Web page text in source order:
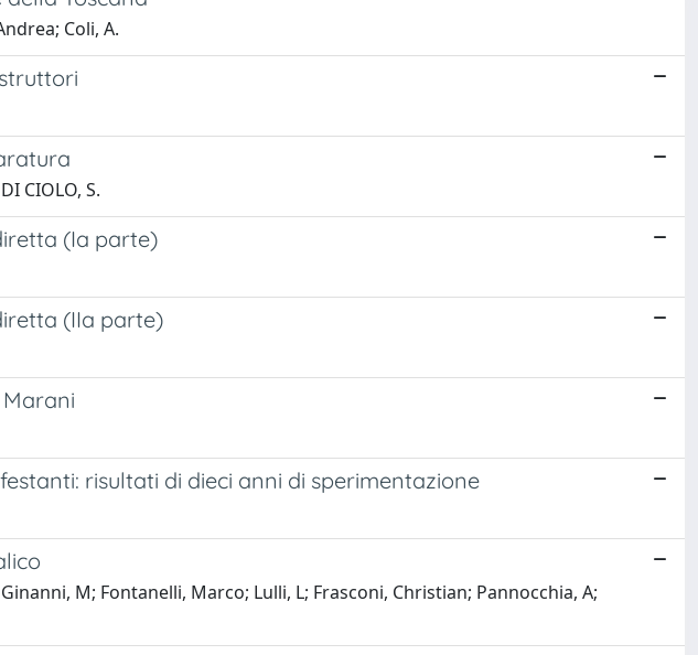
Coli, A.
CIOLO, S.
(Ia parte)
(IIa parte)
risultati di dieci anni di sperimentazione
M; Fontanelli, Marco; Lulli, L; Frasconi, Christian; Pannocchia, A;